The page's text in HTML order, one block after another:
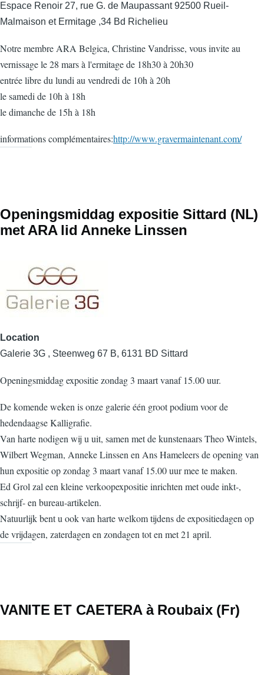
Espace Renoir 27, rue G. de Maupassant 92500 Rueil-
Malmaison et Ermitage ,34 Bd Richelieu
Notre membre ARA Belgica, Christine Vandrisse, vous invite au
vernissage le 28 mars à l'ermitage de 18h30 à 20h30
entrée libre du lundi au vendredi de 10h à 20h
le samedi de 10h à 18h
le dimanche de 15h à 18h
informations complémentaires:http://www.gravermaintenant.com/
Openingsmiddag expositie Sittard (NL)
met ARA lid Anneke Linssen
Location
Galerie 3G , Steenweg 67 B, 6131 BD Sittard
Openingsmiddag expositie zondag 3 maart vanaf 15.00 uur.
De komende weken is onze galerie één groot podium voor de
hedendaagse Kalligrafie.
Van harte nodigen wij u uit, samen met de kunstenaars Theo Wintels,
Wilbert Wegman, Anneke Linssen en Ans Hameleers de opening van
hun expositie op zondag 3 maart vanaf 15.00 uur mee te maken.
Ed Grol zal een kleine verkoopexpositie inrichten met oude inkt-,
schrijf- en bureau-artikelen.
Natuurlijk bent u ook van harte welkom tijdens de expositiedagen op
de vrijdagen, zaterdagen en zondagen tot en met 21 april.
VANITE ET CAETERA à Roubaix (Fr)